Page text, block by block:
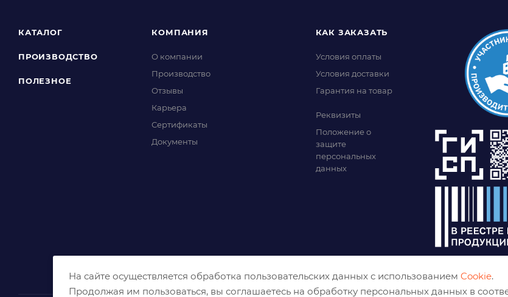
КАТАЛОГ
ПРОИЗВОДСТВО
ПОЛЕЗНОЕ
КОМПАНИЯ
О компании
Производство
Отзывы
Карьера
Сертификаты
Документы
КАК ЗАКАЗАТЬ
Условия оплаты
Условия доставки
Гарантия на товар
Реквизиты
Положение о
защите
персональных
данных
На сайте осуществляется обработка пользовательских данных с использованием Cookie.
Продолжая им пользоваться, вы соглашаетесь на обработку персональных данных в